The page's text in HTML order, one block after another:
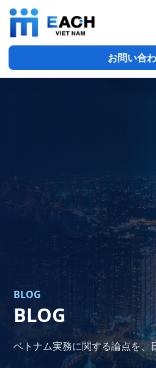
お問い合
BLOG
BLOG
ベトナム実務に関する論点を、